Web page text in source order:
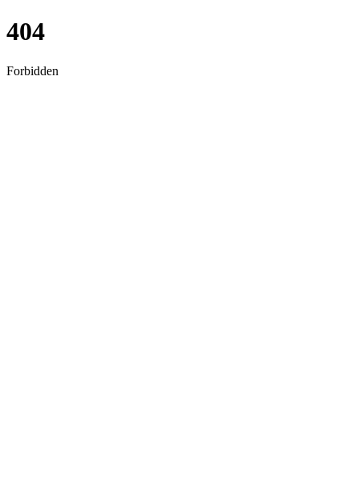
404
Forbidden